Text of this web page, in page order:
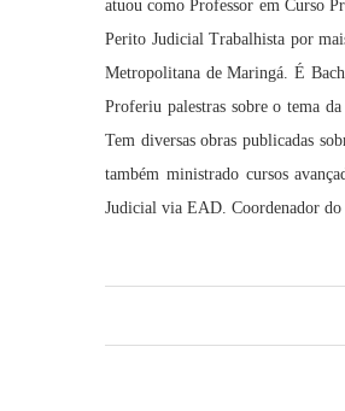
atuou como Professor em Curso
Perito Judicial Trabalhista por
Metropolitana de Maringá. É
Proferiu palestras sobre o tema
Tem diversas obras publicadas
também ministrado cursos
Judicial via EAD. Coordenador